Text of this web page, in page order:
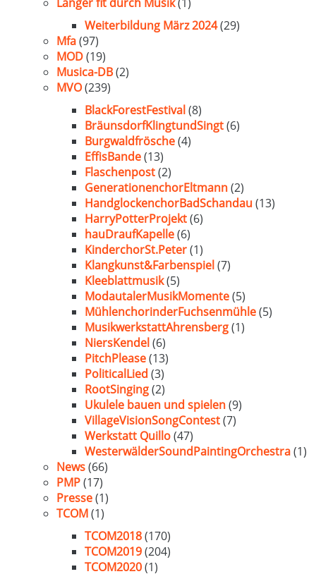
Weiterbildung März 2024(29)
Mfa(97)
MOD(19)
Musica-DB(2)
MVO(239)
BlackForestFestival(8)
BräunsdorfKlingtundSingt(6)
Burgwaldfrösche(4)
EffisBande(13)
Flaschenpost(2)
GenerationenchorEltmann(2)
HandglockenchorBadSchandau(13)
HarryPotterProjekt(6)
hauDraufKapelle(6)
KinderchorSt.Peter(1)
Klangkunst&Farbenspiel(7)
Kleeblattmusik(5)
ModautalerMusikMomente(5)
MühlenchorinderFuchsenmühle(5)
MusikwerkstattAhrensberg(1)
NiersKendel(6)
PitchPlease(13)
PoliticalLied (3)
RootSinging(2)
Ukulele bauen und spielen(9)
VillageVisionSongContest(7)
Werkstatt Quillo(47)
WesterwälderSoundPaintingOrchestra(1)
News(66)
PMP(17)
Presse(1)
TCOM(1)
TCOM2018(170)
TCOM2019(204)
TCOM2020(1)